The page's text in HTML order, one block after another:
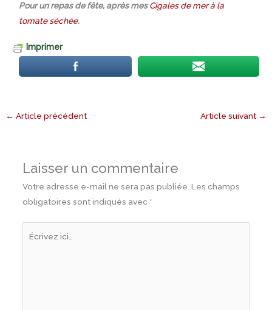
Pour un repas de fête, après mesCigales de mer à la
tomate séchée.
Imprimer
← Article précédent Article suivant →
Laisser un commentaire
Votre adresse e-mail ne sera pas publiée. Les champs
obligatoires sont indiqués avec *